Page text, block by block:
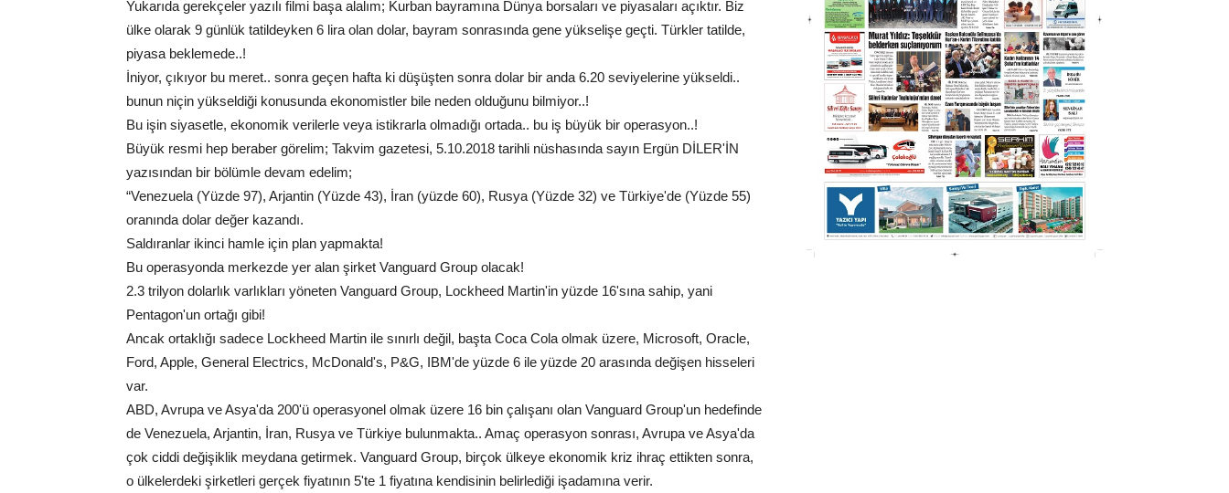
Yukarıda gerekçeler yazılı filmi başa alalım; Kurban bayramına Dünya borsaları ve piyasaları açıktır. Biz
ülke olarak 9 günlük tatildeyken 6 lira olan dolar, bayram sonrasında gene yükselişe geçti. Türkler tatilde,
piyasa beklemede..!
İniyor, çıkıyor bu meret.. sonra geçen hafta ki düşüşten sonra dolar bir anda 6.20 seviyelerine yükseldi..
bunun niçin yükseldiği konusunda ekonomistler bile neden olduğunu bilmiyor..!
Bu işin siyasetle, ekonomik verilerle veya istikrarla olmadığı ortada.. bu iş büyük bir operasyon..!
Büyük resmi hep beraber görelim; Takvim gazetesi, 5.10.2018 tarihli nüshasında sayın Ergün DİLER'İN
yazısından bir bölümle devam edelim;
“Venezuela (Yüzde 97), Arjantin (Yüzde 43), İran (yüzde 60), Rusya (Yüzde 32) ve Türkiye'de (Yüzde 55)
oranında dolar değer kazandı.
Saldıranlar ikinci hamle için plan yapmakta!
Bu operasyonda merkezde yer alan şirket Vanguard Group olacak!
2.3 trilyon dolarlık varlıkları yöneten Vanguard Group, Lockheed Martin'in yüzde 16'sına sahip, yani
Pentagon'un ortağı gibi!
Ancak ortaklığı sadece Lockheed Martin ile sınırlı değil, başta Coca Cola olmak üzere, Microsoft, Oracle,
Ford, Apple, General Electrics, McDonald's, P&G, IBM'de yüzde 6 ile yüzde 20 arasında değişen hisseleri
var.
ABD, Avrupa ve Asya'da 200'ü operasyonel olmak üzere 16 bin çalışanı olan Vanguard Group'un hedefinde
de Venezuela, Arjantin, İran, Rusya ve Türkiye bulunmakta.. Amaç operasyon sonrası, Avrupa ve Asya'da
çok ciddi değişiklik meydana getirmek. Vanguard Group, birçok ülkeye ekonomik kriz ihraç ettikten sonra,
o ülkelerdeki şirketleri gerçek fiyatının 5'te 1 fiyatına kendisinin belirlediği işadamına verir.